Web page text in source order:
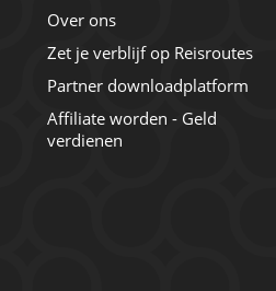
Over ons
Zet je verblijf op Reisroutes
Partner downloadplatform
Affiliate worden - Geld
verdienen